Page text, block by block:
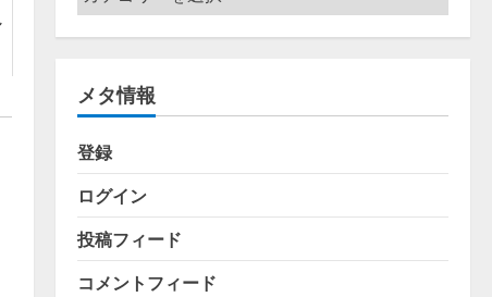
テ
ゴ
ー
メタ情報
登録
ログイン
投稿フィード
コメントフィード